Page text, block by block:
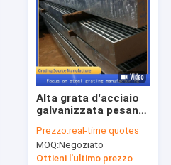
Alta grata d'acciaio
galvanizzata pesante
del metallo per il
passaggio pedonale
Prezzo:real-time quotes
MOQ:Negoziato
Ottieni l'ultimo prezzo